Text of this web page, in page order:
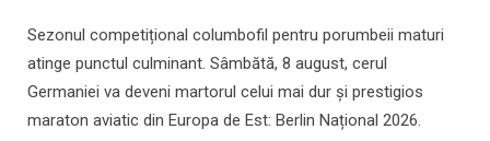
Sezonul competițional columbofil pentru porumbeii maturi
atinge punctul culminant. Sâmbătă, 8 august, cerul
Germaniei va deveni martorul celui mai dur și prestigios
maraton aviatic din Europa de Est: Berlin Național 2026.